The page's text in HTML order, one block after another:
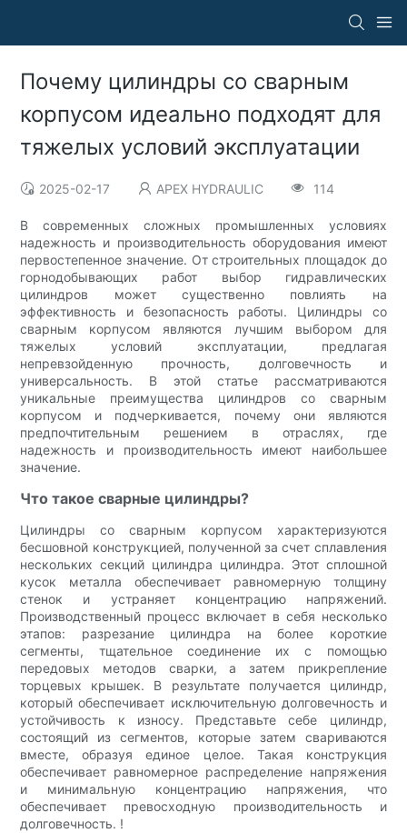
Почему цилиндры со сварным
корпусом идеально подходят для
тяжелых условий эксплуатации
2025-02-17 APEX HYDRAULIC 114
В современных сложных промышленных условиях
надежность и производительность оборудования имеют
первостепенное значение. От строительных площадок до
горнодобывающих работ выбор гидравлических
цилиндров может существенно повлиять на
эффективность и безопасность работы. Цилиндры со
сварным корпусом являются лучшим выбором для
тяжелых условий эксплуатации, предлагая
непревзойденную прочность, долговечность и
универсальность. В этой статье рассматриваются
уникальные преимущества цилиндров со сварным
корпусом и подчеркивается, почему они являются
предпочтительным решением в отраслях, где
надежность и производительность имеют наибольшее
значение.
Что такое сварные цилиндры?
Цилиндры со сварным корпусом характеризуются
бесшовной конструкцией, полученной за счет сплавления
нескольких секций цилиндра цилиндра. Этот сплошной
кусок металла обеспечивает равномерную толщину
стенок и устраняет концентрацию напряжений.
Производственный процесс включает в себя несколько
этапов: разрезание цилиндра на более короткие
сегменты, тщательное соединение их с помощью
передовых методов сварки, а затем прикрепление
торцевых крышек. В результате получается цилиндр,
который обеспечивает исключительную долговечность и
устойчивость к износу. Представьте себе цилиндр,
состоящий из сегментов, которые затем свариваются
вместе, образуя единое целое. Такая конструкция
обеспечивает равномерное распределение напряжения
и минимальную концентрацию напряжения, что
обеспечивает превосходную производительность и
долговечность. !